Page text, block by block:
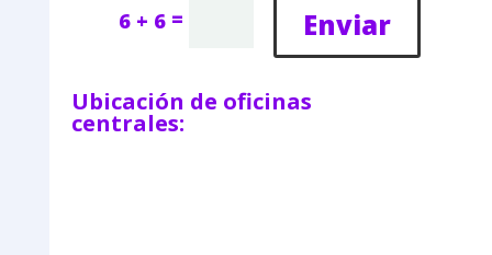
6 + 6 = Enviar
Ubicación de oficinas
centrales: